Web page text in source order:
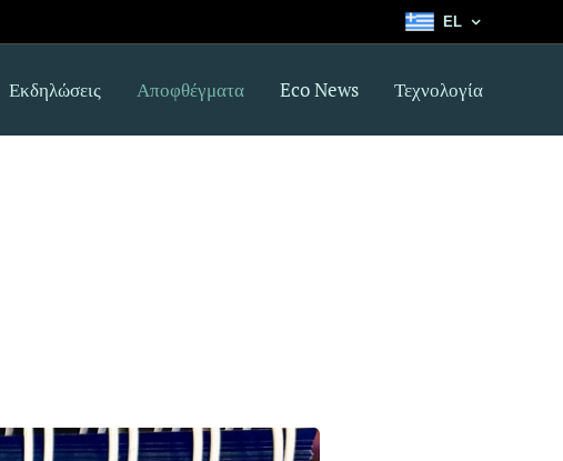
EL
Εκδηλώσεις Αποφθέγματα Eco News Τεχνολογία